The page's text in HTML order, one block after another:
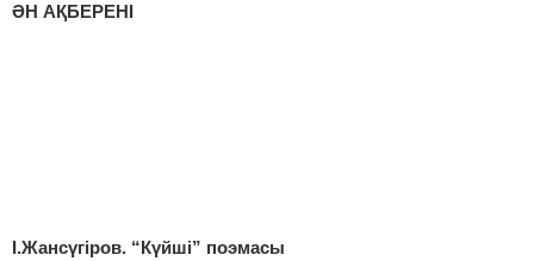
ӘН АҚБЕРЕНІ
І.Жансүгіров. “Күйші” поэмасы